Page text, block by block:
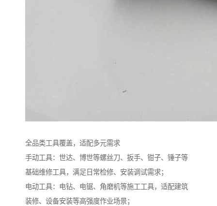
全品类工具覆盖，适配多元需求​
手动工具：世达、博世等螺丝刀、扳手、钳子、锤子等
基础维修工具，满足日常检修、安装调试需求；​
电动工具：电钻、电锯、角磨机等施工工具，适配建筑
装修、设备安装等高强度作业场景；​